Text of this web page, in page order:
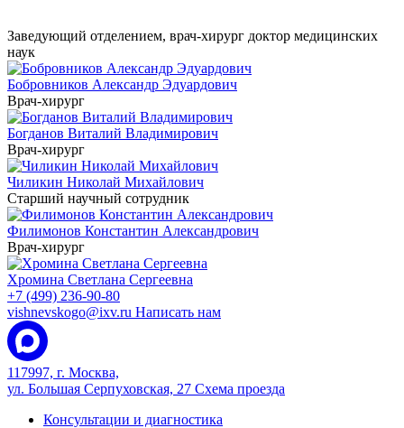
Заведующий отделением, врач-хирург доктор медицинских
наук
Бобровников Александр Эдуардович
Врач-хирург
Богданов Виталий Владимирович
Врач-хирург
Чиликин Николай Михайлович
Старший научный сотрудник
Филимонов Константин Александрович
Врач-хирург
Хромина Светлана Сергеевна
+7 (499) 236-90-80
vishnevskogo@ixv.ru Написать нам
117997, г. Москва,
ул. Большая Серпуховская, 27 Схема проезда
Консультации и диагностика